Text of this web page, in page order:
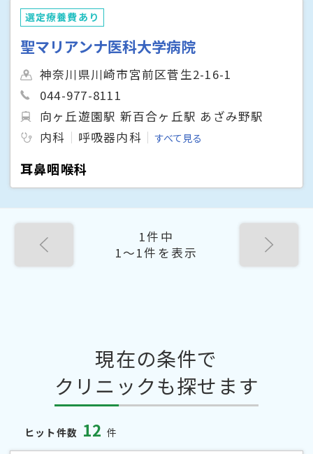
選定療養費あり
聖マリアンナ医科大学病院
神奈川県川崎市宮前区菅生2-16-1
044-977-8111
向ヶ丘遊園駅 新百合ヶ丘駅 あざみ野駅
内科
呼吸器内科 すべて見る
耳鼻咽喉科
1件中
1〜1件を表示
現在の条件で
クリニックも探せます
ヒット件数 12 件